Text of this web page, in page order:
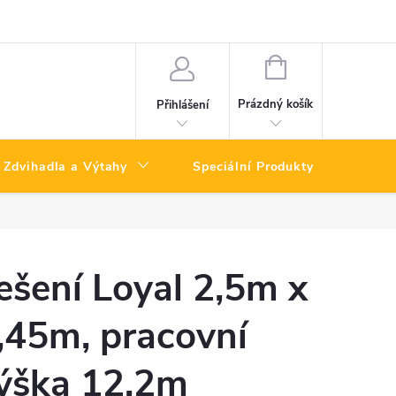
Přihlášení
NÁKUPNÍ
Prázdný košík
Zdvihadla a Výtahy Speciální Produkty
Loyal 2,5m x
pracovní
12,2m